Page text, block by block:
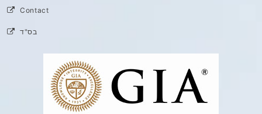
Contact
בס"ד